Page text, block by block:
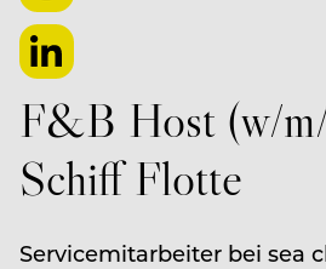
F&B Host (w/
Schiff Flotte
Servicemitarbeiter bei sea